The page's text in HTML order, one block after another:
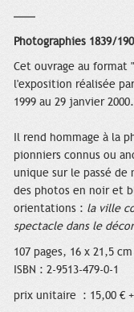
Photographies 1839/
Cet ouvrage au format
l'exposition réalisée
1999 au 29 janvier 2000.
Il rend hommage à la
pionniers connus ou
unique sur le passé
des photos en noir et
orientations : la ville
spectacle dans le décor
107 pages, 16 x 21,5 cm
ISBN : 2-9513-479-0-1
prix unitaire : 15,00 €